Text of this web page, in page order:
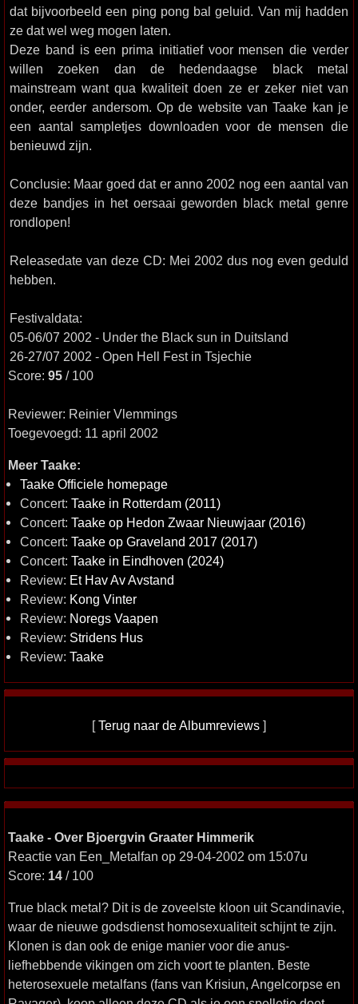
dat bijvoorbeeld een ping pong bal geluid. Van mij hadden
ze dat wel weg mogen laten.
Deze band is een prima initiatief voor mensen die verder
willen zoeken dan de hedendaagse black metal
mainstream want qua kwaliteit doen ze er zeker niet van
onder, eerder andersom. Op de website van Taake kan je
een aantal sampletjes downloaden voor de mensen die
benieuwd zijn.
Conclusie: Maar goed dat er anno 2002 nog een aantal van
deze bandjes in het oersaai geworden black metal genre
rondlopen!
Releasedate van deze CD: Mei 2002 dus nog even geduld
hebben.
Festivaldata:
05-06/07 2002 - Under the Black sun in Duitsland
26-27/07 2002 - Open Hell Fest in Tsjechie
Score: 95 / 100
Reviewer: Reinier Vlemmings
Toegevoegd: 11 april 2002
Meer Taake:
Taake Officiele homepage
Concert: Taake in Rotterdam (2011)
Concert: Taake op Hedon Zwaar Nieuwjaar (2016)
Concert: Taake op Graveland 2017 (2017)
Concert: Taake in Eindhoven (2024)
Review: Et Hav Av Avstand
Review: Kong Vinter
Review: Noregs Vaapen
Review: Stridens Hus
Review: Taake
[Terug naar de Albumreviews ]
Taake - Over Bjoergvin Graater Himmerik
Reactie van Een_Metalfan op 29-04-2002 om 15:07u
Score: 14 / 100
True black metal? Dit is de zoveelste kloon uit Scandinavie,
waar de nieuwe godsdienst homosexualiteit schijnt te zijn.
Klonen is dan ook de enige manier voor die anus-
liefhebbende vikingen om zich voort te planten. Beste
heterosexuele metalfans (fans van Krisiun, Angelcorpse en